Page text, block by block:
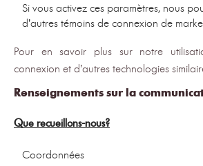
Si vous activez ces paramètres, nous
d’autres témoins de connexion de
Pour en savoir plus sur notre
connexion et d’autres technologies
Renseignements sur la
Que recueillons-nous?
Coordonnées